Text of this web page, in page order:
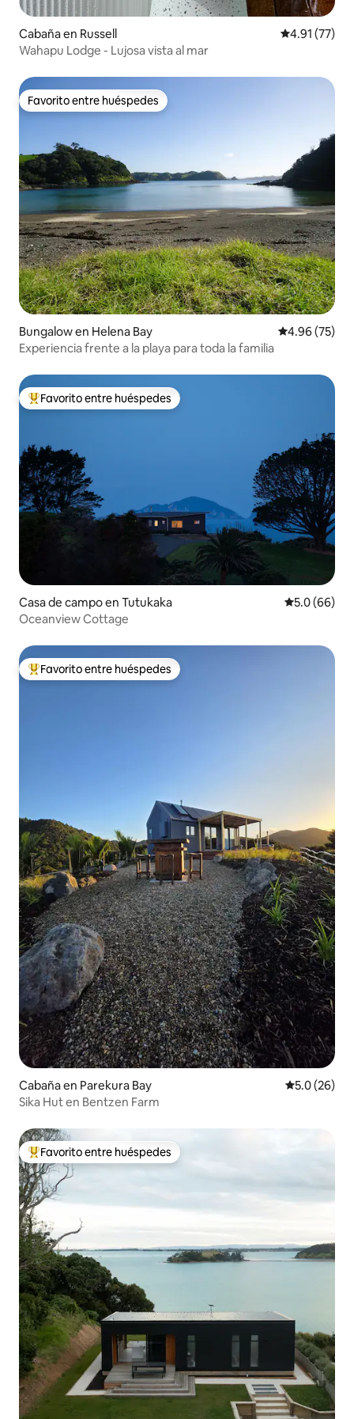
Cabaña en Russell Calificación
4.91 (77)
Wahapu Lodge - Lujosa vista al mar
Favorito entre huéspedes
Favorito entre huéspedes
Bungalow en Helena Bay Calificación
4.96 (75)
Experiencia frente a la playa para toda la familia
Favorito entre huéspedes preferido
Favorito entre huéspedes
Casa de campo en Tutukaka Calificación
5.0 (66)
Oceanview Cottage
Favorito entre huéspedes preferido
Favorito entre huéspedes
Cabaña en Parekura Bay Calificación
5.0 (26)
Sika Hut en Bentzen Farm
Favorito entre huéspedes preferido
Favorito entre huéspedes